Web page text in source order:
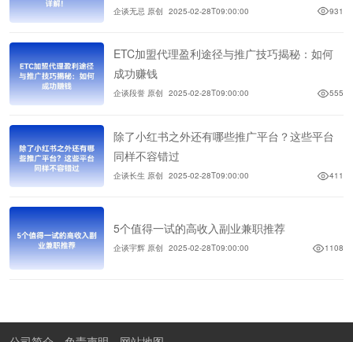
企谈无忌 原创 2025-02-28T09:00:00 931
ETC加盟代理盈利途径与推广技巧揭秘：如何
成功赚钱
企谈段誉 原创 2025-02-28T09:00:00 555
除了小红书之外还有哪些推广平台？这些平台
同样不容错过
企谈长生 原创 2025-02-28T09:00:00 411
5个值得一试的高收入副业兼职推荐
企谈宇辉 原创 2025-02-28T09:00:00 1108